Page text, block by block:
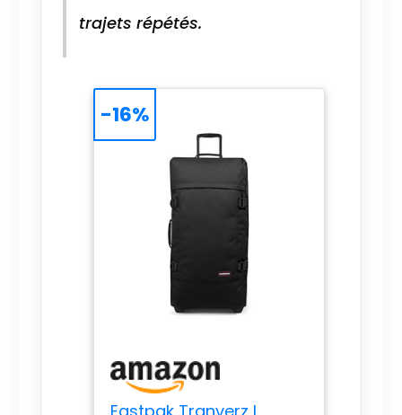
trajets répétés.
-16%